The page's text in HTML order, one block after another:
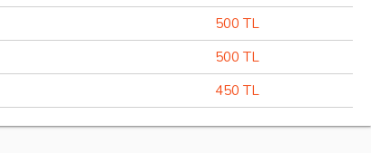
500 TL
500 TL
450 TL